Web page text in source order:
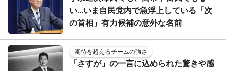
い...いま自民党内で急浮上している「次
の首相」有力候補の意外な名前
期待を超えるチームの強さ
「さすが」の一言に込められた驚きや感